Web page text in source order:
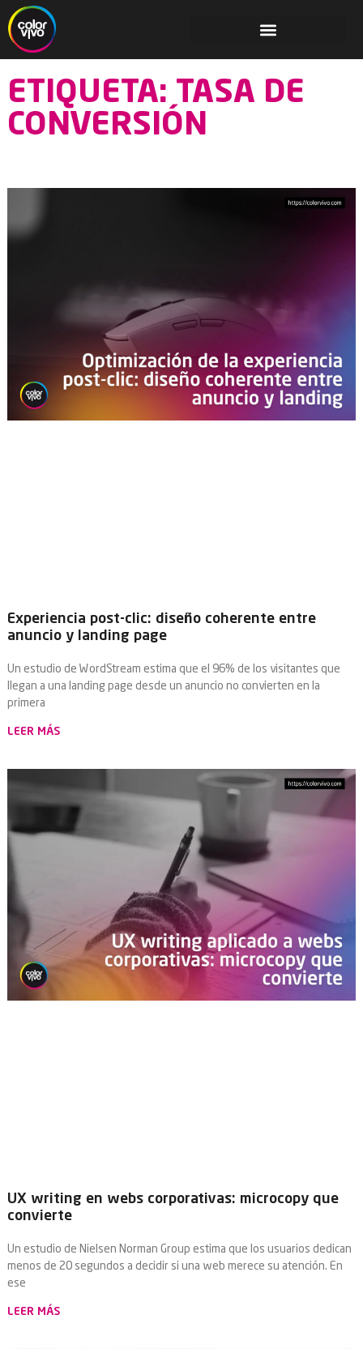
ETIQUETA: TASA DE
CONVERSIÓN
Experiencia post-clic: diseño coherente entre
anuncio y landing page
Un estudio de WordStream estima que el 96% de los visitantes que
llegan a una landing page desde un anuncio no convierten en la
primera
LEER MÁS
UX writing en webs corporativas: microcopy que
convierte
Un estudio de Nielsen Norman Group estima que los usuarios dedican
menos de 20 segundos a decidir si una web merece su atención. En
ese
LEER MÁS